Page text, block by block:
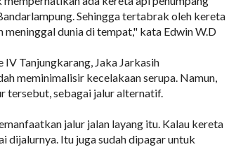
Sehingga tertabrak oleh kereta
dunia di tempat," kata Edwin W.D
Tanjungkarang, Jaka Jarkasih
meminimalisir kecelakaan serupa. Namun,
tersebut, sebagai jalur alternatif.
jalur jalan layang itu. Kalau kereta
dijalurnya. Itu juga sudah dipagar untuk